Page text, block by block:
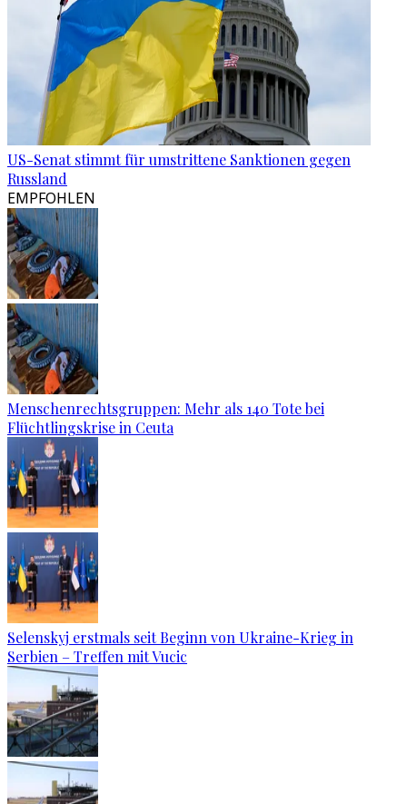
US-Senat stimmt für umstrittene Sanktionen gegen
Russland
EMPFOHLEN
Menschenrechtsgruppen: Mehr als 140 Tote bei
Flüchtlingskrise in Ceuta
Selenskyj erstmals seit Beginn von Ukraine-Krieg in
Serbien – Treffen mit Vucic